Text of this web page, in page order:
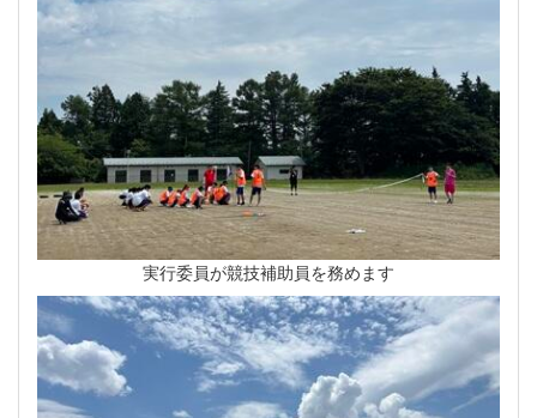
実行委員が競技補助員を務めます